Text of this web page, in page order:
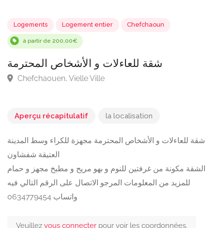
Logements Logement entier
à partir de 200,00€
Aperçu récapitulatif la localisation
شقة للعاءلات و الأشخاص المحترمة مجهزة للكراء وسط المدينة
العتيقة شفشاون
الشقة مكونة من غرفتين للنوم و بهو مريح و مطبخ مجهز و حمام
للمزيد من المعلومات المرجو الاتصال على الرقم التالي فيه
واتساب 0634779454
Veuillez vous connecter pour voir les coordonnées.